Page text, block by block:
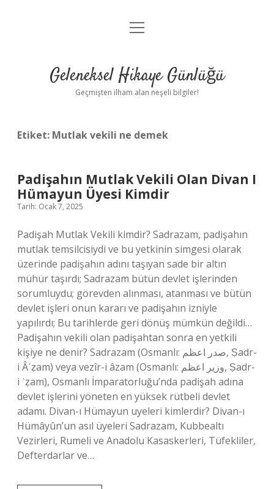
Anasayfa
Yasal Uyarı
menüyü
Geleneksel Hikaye Günlüğü
Geçmişten ilham alan neşeli bilgiler!
Etiket: Mutlak vekili ne demek
Padişahın Mutlak Vekili Olan Divan I
Hümayun Üyesi Kimdir
Tarih: Ocak 7, 2025
Padişah Mutlak Vekili kimdir? Sadrazam, padişahın
mutlak temsilcisiydi ve bu yetkinin simgesi olarak
üzerinde padişahın adını taşıyan sade bir altın
mühür taşırdı; Sadrazam bütün devlet işlerinden
sorumluydu; görevden alınması, atanması ve bütün
devlet işleri onun kararı ve padişahın izniyle
yapılırdı; Bu tarihlerde geri dönüş mümkün değildi…
Padişahın vekili olan padişahtan sonra en yetkili
kişiye ne denir? Sadrazam (Osmanlı: صدر اعظم, Ṣadr-
i Âʿẓam) veya vezîr-i âzam (Osmanlı: وزیر اعظم, Ṣadr-
i ʿẓam), Osmanlı İmparatorluğu’nda padişah adına
devlet işlerini yöneten en yüksek rütbeli devlet
adamı. Divan-ı Hümayun uyeleri kimlerdir? Divan-ı
Hümâyûn’un asıl üyeleri Sadrazam, Kubbealtı
Vezirleri, Rumeli ve Anadolu Kasaskerleri, Tüfekliler,
Defterdarlar ve…